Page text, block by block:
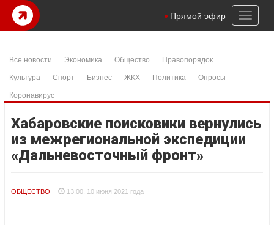
Toggle
Прямой эфир
Все новости Экономика Общество
Правопорядок
Культура
Спорт Бизнес ЖКХ Политика
Опросы
Коронавирус
Хабаровские поисковики вернулись
из межрегиональной экспедиции
«Дальневосточный фронт»
ОБЩЕСТВО 13:00, 10 июня 2021 года